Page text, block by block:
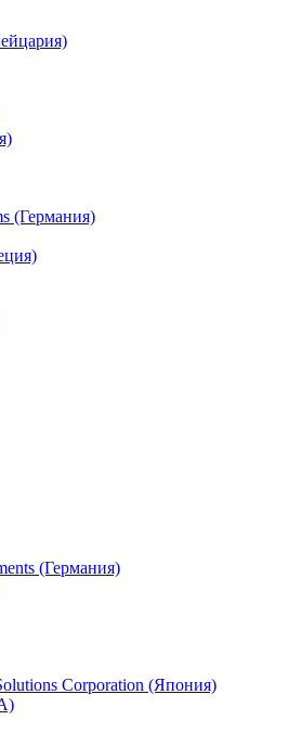
(Германия)
(Германия)
Corporation (Япония)